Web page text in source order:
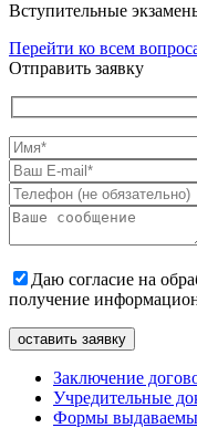
Вступительные
Перейти ко всем
Отправить заявку
Даю согласие на
получение
Заключение
Учредительные
Формы